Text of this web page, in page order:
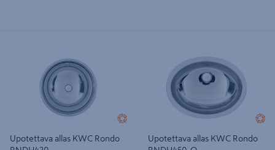
Upotettava allas KWC Rondo
Upotettava allas KWC Rondo